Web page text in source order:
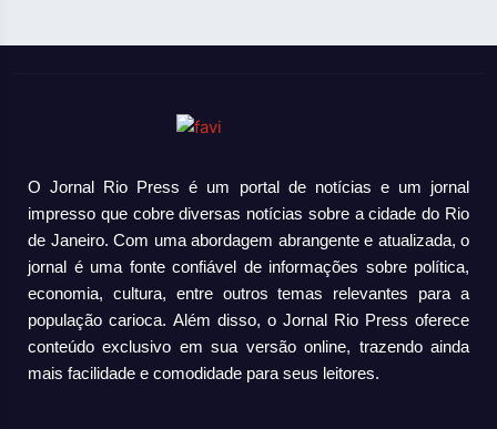
O Jornal Rio Press é um portal de notícias e um jornal
impresso que cobre diversas notícias sobre a cidade do Rio
de Janeiro. Com uma abordagem abrangente e atualizada, o
jornal é uma fonte confiável de informações sobre política,
economia, cultura, entre outros temas relevantes para a
população carioca. Além disso, o Jornal Rio Press oferece
conteúdo exclusivo em sua versão online, trazendo ainda
mais facilidade e comodidade para seus leitores.